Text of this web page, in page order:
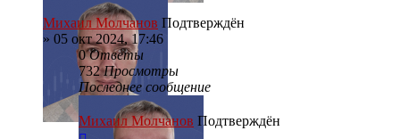
Михаил Молчанов Подтверждён
» 05 окт 2024, 17:46
0Ответы
732Просмотры
Последнее сообщение
Михаил Молчанов Подтверждён